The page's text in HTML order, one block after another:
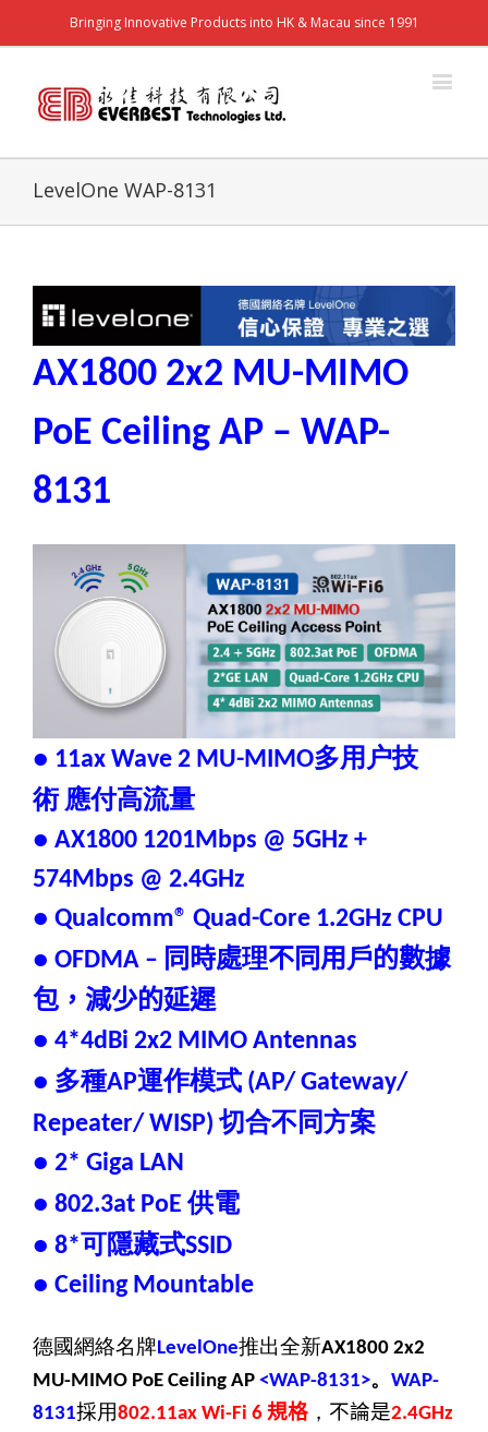
Bringing Innovative Products into HK & Macau since 1991
LevelOne WAP-8131
AX1800 2x2 MU-MIMO
PoE Ceiling AP – WAP-
8131
● 11ax Wave 2 MU-MIMO多用户技
術 應付高流量
● AX1800 1201Mbps @ 5GHz +
574Mbps @ 2.4GHz
● Qualcomm® Quad-Core 1.2GHz CPU
● OFDMA – 同時處理不同用 戶的數據
包，減少的延遲
● 4*4dBi 2x2 MIMO Antennas
● 多種AP運作模式 (AP/ Gateway/
Repeater/ WISP) 切合不同方案
● 2* Giga LAN
● 802.3at PoE供電
● 8*可隱藏式SSID
● Ceiling Mountable
德國網絡名牌LevelOne推出全新AX1800 2x2
MU-MIMO PoE Ceiling AP <WAP-8131>。 WAP-
8131採用802.11ax Wi-Fi 6 規格 ， 不論是2.4GHz